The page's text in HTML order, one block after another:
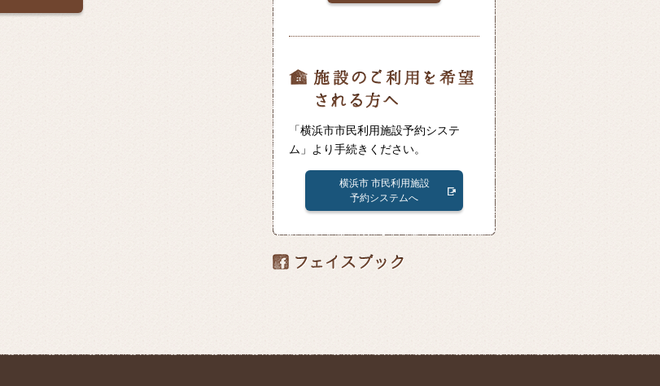
「横浜市市民利用施設予約システ
ム」より手続きください。
横浜市 市民利用施設
予約システムへ